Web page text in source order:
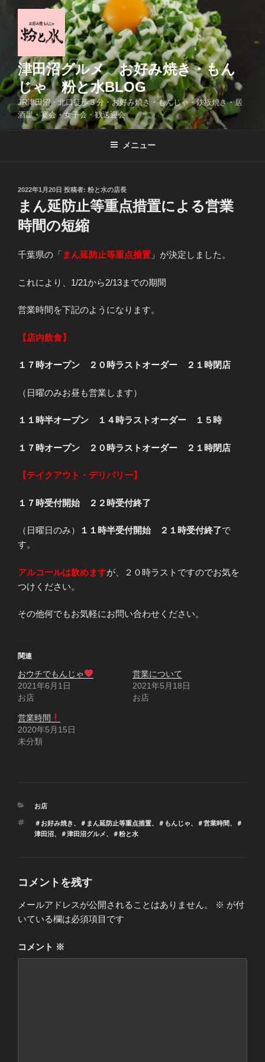
へ
ス
キ
津田沼グルメ お好み焼き・もん
じゃ 粉と水BLOG
JR津田沼・北口徒歩３分・お好み焼き・もんじゃ・鉄板焼き・居
酒屋・宴会・女子会・歓送迎会
メニュー
投
日:
2022年1月20日 投稿者: 粉と水の店長
まん延防止等重点措置による営業
時間の短縮
千葉県の「 まん延防止等重点措置 」が決定しました。
これにより、1/21から2/13までの期間
営業時間を下記のようになります。
【店内飲食】
１７時オープン ２０時ラストオーダー ２１時閉店
（日曜のみお昼も営業します）
１１時半オープン １４時ラストオーダー １５時
１７時オープン ２０時ラストオーダー ２１時閉店
【テイクアウト・デリバリー】
１７時受付開始 ２２時受付終了
（日曜日のみ） １１時半受付開始 ２１時受付終了で
す。
アルコールは飲めますが、２０時ラストですのでお気を
つけください。
その他何でもお気軽にお問い合わせください。
関連
おウチでもんじゃ
2021年6月1日
お店
営業について
2021年5月18日
お店
営業時間
2020年5月15日
未分類
カ
ゴ
リ
お店
タ
グ
＃お好み焼き 、 ＃まん延防止等重点措置、 ＃もんじゃ、 ＃営業時間、
＃
津田沼、 ＃津田沼グルメ、 ＃粉と水
コメントを残す
メールアドレスが公開されることはありません。 ※ が付
いている欄は必須項目です
コメント ※